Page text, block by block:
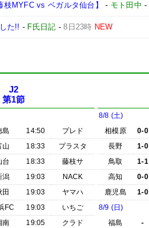
MYFC vs ベガルタ仙台】 - モト田中 -
た!! - F氏日記 -8日23時 NEW
J2
第1節
島 14:50
プレド
山 18:33
プラスタ
台 18:33
藤枝サ
潟 19:03
NACK
田 19:03
ヤマハ
FC 19:03
いちご
南 19:05
クラド
8/8 (土)
相模原
0-0
長野
1-0
鳥取
1-1
高知
0-0
鹿児島
1-0
8/9 (日)
福島
-